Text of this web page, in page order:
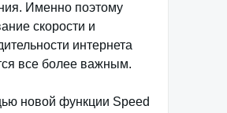
Именно поэтому
скорости и
интернета
все более важным.
новой функции Speed